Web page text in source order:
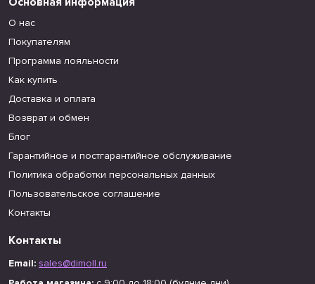
О нас
Покупателям
Программа лояльности
Как купить
Доставка и оплата
Возврат и обмен
Блог
Гарантийное и постгарантийное обслуживание
Политика обработки персональных данных
Пользовательское соглашение
Контакты
Контакты
Email: sales@dimoll.ru